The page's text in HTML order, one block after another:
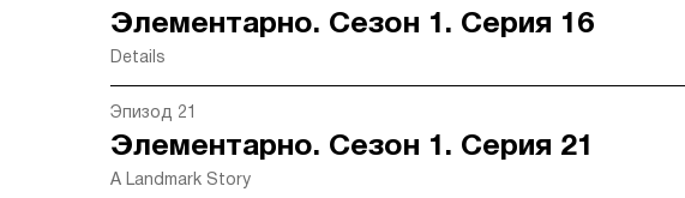
Элементарно. Сезон 1. Серия 16
Details
Эпизод 21
Элементарно. Сезон 1. Серия 21
A Landmark Story